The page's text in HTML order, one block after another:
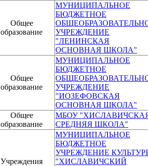
Общее
образование
МУНИЦИПАЛЬНОЕ
БЮДЖЕТНОЕ
УЧРЕЖДЕНИЕ
"ЛЕНИНСКАЯ
ОСНОВНАЯ ШКОЛА"
Общее
образование
МУНИЦИПАЛЬНОЕ
БЮДЖЕТНОЕ
УЧРЕЖДЕНИЕ
"ИОЗЕФОВСКАЯ
ОСНОВНАЯ ШКОЛА"
Общее
образование
МБОУ
СРЕДНЯЯ ШКОЛА"
Учреждения
МУНИЦИПАЛЬНОЕ
БЮДЖЕТНОЕ
УЧРЕЖДЕНИЕ
"ХИСЛАВИЧСКИЙ